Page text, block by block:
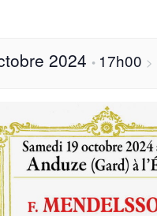
2024 • 17h00 >